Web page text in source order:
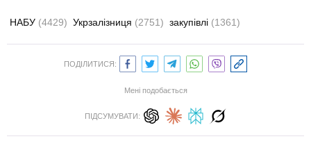
НАБУ (4429) Укрзалізниця (2751) закупівлі (1361)
ПОДІЛИТИСЯ:
Мені подобається
ПІДСУМУВАТИ: